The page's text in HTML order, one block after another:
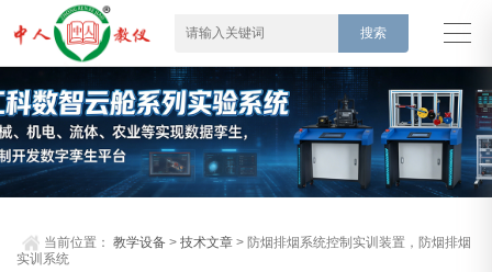
当前位置：教学设备 >技术文章 > 防烟排烟系统控制实训装置，防烟排烟
实训系统